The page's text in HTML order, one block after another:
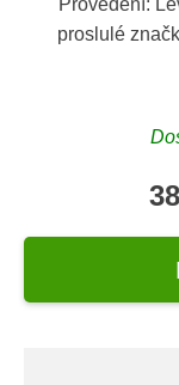
Provedení:
proslulé